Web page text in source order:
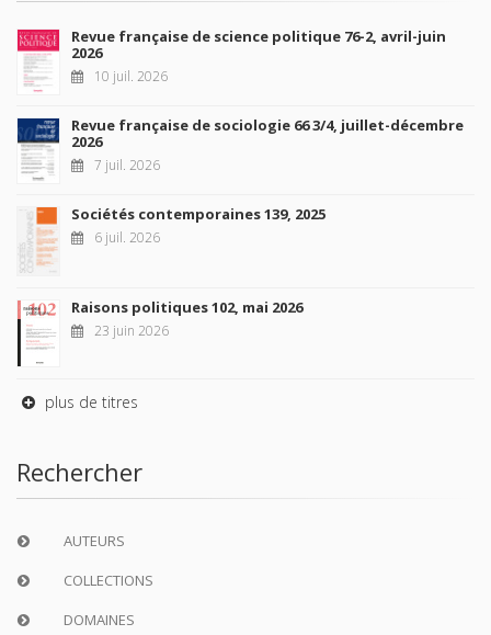
Revue française de science politique 76-2, avril-juin
2026
10 juil. 2026
Revue française de sociologie 66 3/4, juillet-décembre
2026
7 juil. 2026
Sociétés contemporaines 139, 2025
6 juil. 2026
Raisons politiques 102, mai 2026
23 juin 2026
plus de titres
Rechercher
AUTEURS
COLLECTIONS
DOMAINES